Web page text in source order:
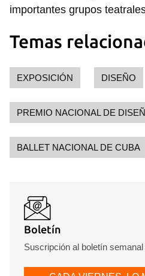
importantes grupos
Temas
EXPOSICIÓN DISEÑO
PREMIO NACIONAL DE
BALLET NACIONAL DE CUBA
Boletín
Suscripción al boletín semanal